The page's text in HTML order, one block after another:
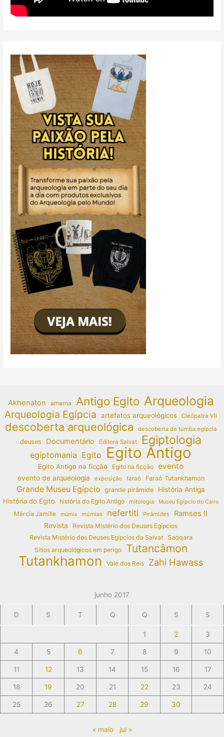
Akhenaton amarna Antigo Egito Arqueologia
Arqueologia Egípcia artefatos arqueológicos Cleópatra VII
descoberta arqueológica descoberta de tumba egípcia
deuses Documentário Editora Salvat Egiptologia
egiptomania Egito Egito Antigo
Egito Antigo na ficção Egito na ficção evento
evento de arqueologia exposição faraó Faraó Tutankhamon
Grande Museu Egípcio grande pirâmide
História Antiga
História do Egito
história do Egito Antigo mitologia Museu Egípcio do Cairo
Márcia Jamille múmia múmias nefertiti Pirâmides Ramses II
Revista
Revista Mistério dos Deuses Egípcios
Revista Mistério dos Deuses Egípcios da Salvat
Saqqara
Sítios arqueológicos em perigo
Tutancâmon
Tutankhamon Vale dos Reis Zahi Hawass
junho 2017
D S T Q Q S S
1 2 3
4 5 6 7 8 9 10
11 12 13 14 15 16 17
18 19 20 21 22 23 24
25 26 27 28 29 30
« maio jul »